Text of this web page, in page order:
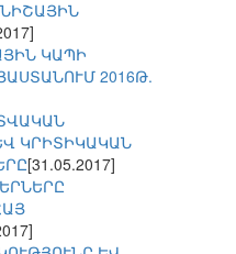
ԿԱՊԻ
2016Թ.
ԿՐԻՏԻԿԱԿԱՆ
[31.05.2017]